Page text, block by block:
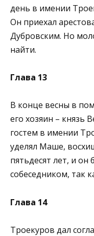
день в имении
Он приехал
Дубровским. Но
найти.
Глава 13
В конце весны в
его хозяин – князь
гостем в имении
уделял Маше,
пятьдесят лет, и
собеседником, так
Глава 14
Троекуров дал